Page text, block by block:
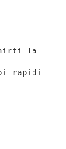
la
rapidi